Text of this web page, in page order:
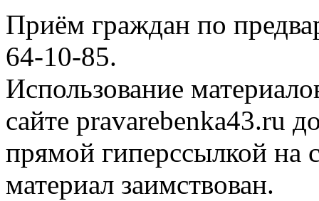
Приём граждан по
64-10-85.
Использование
сайте pravarebenka43.ru
прямой гиперссылкой на
материал заимствован.